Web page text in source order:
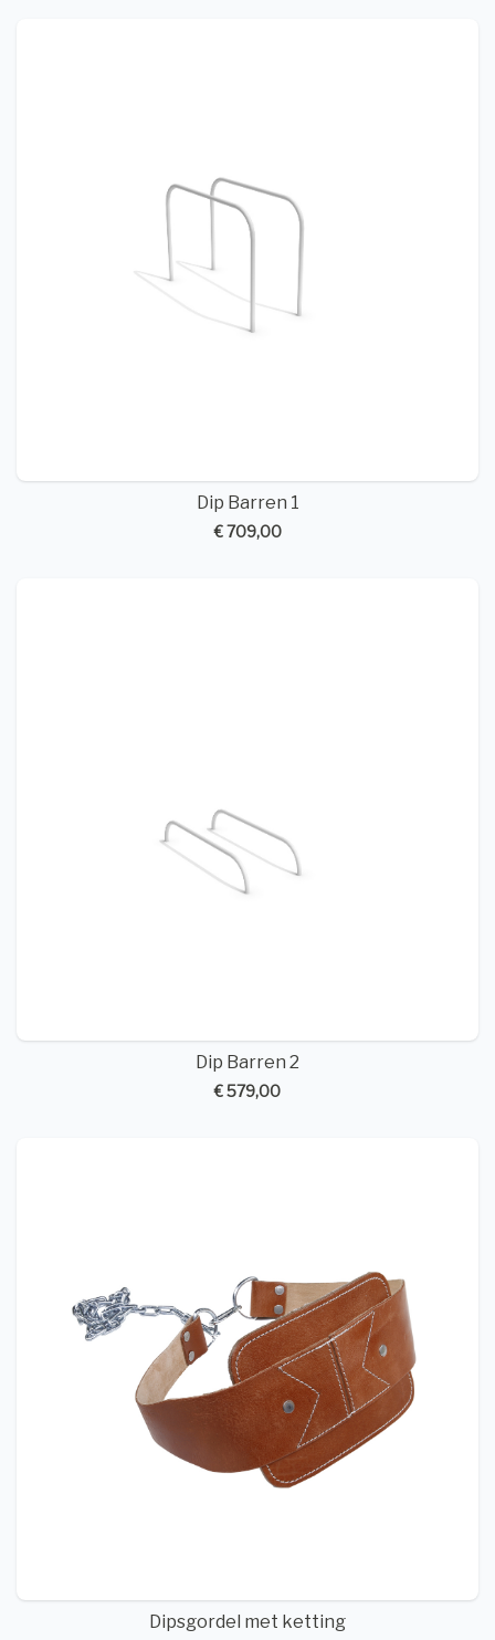
Dip Barren 1
€ 709,00
Dip Barren 2
€ 579,00
Dipsgordel met ketting